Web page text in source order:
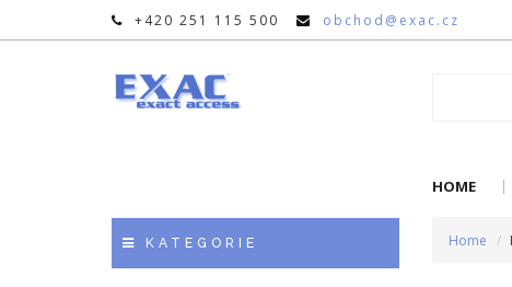
+420 251 115 500 obchod@exac.cz
HOME
KATEGORIE Home